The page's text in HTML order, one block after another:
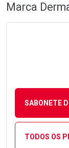
Marca
SABONETE
TODOS OS